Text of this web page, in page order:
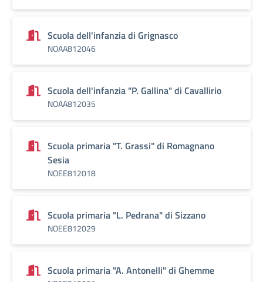
Scuola dell'infanzia di Grignasco
NOAA812046
Scuola dell'infanzia "P. Gallina" di Cavallirio
NOAA812035
Scuola primaria "T. Grassi" di Romagnano
Sesia
NOEE812018
Scuola primaria "L. Pedrana" di Sizzano
NOEE812029
Scuola primaria "A. Antonelli" di Ghemme